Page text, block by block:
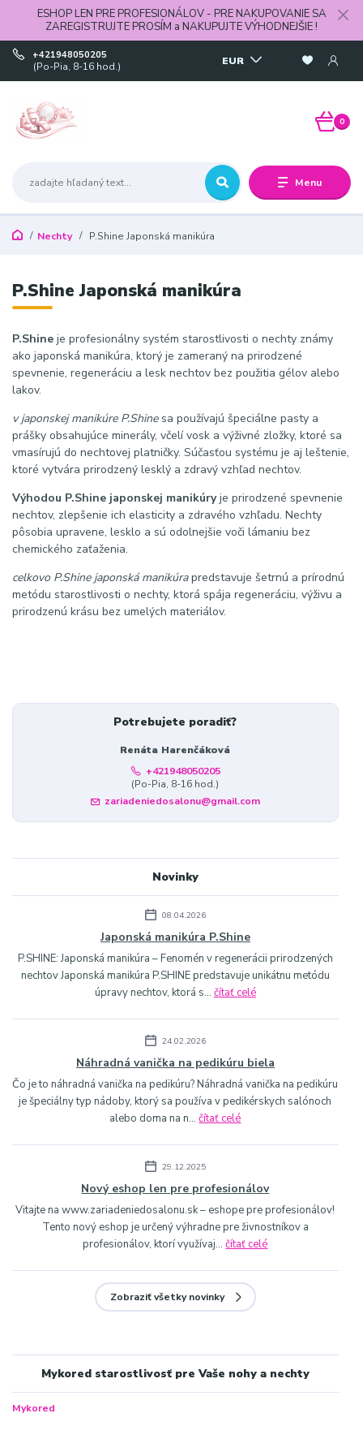
ESHOP LEN PRE PROFESIONÁLOV - PRE NAKUPOVANIE SA
ZAREGISTRUJTE PROSÍM a NAKUPUJTE VÝHODNEJŠIE !
Menu
EUR
+421948050205
(Po-Pia, 8-16 hod.)
0
Nechty P.Shine Japonská manikúra
P.Shine Japonská manikúra
P.Shine je profesionálny systém starostlivosti o nechty známy
ako japonská manikúra, ktorý je zameraný na prirodzené
spevnenie, regeneráciu a lesk nechtov bez použitia gélov alebo
lakov.
v japonskej manikúre P.Shinesa používajú špeciálne pasty a
prášky obsahujúce minerály, včelí vosk a výživné zložky, ktoré sa
vmasírujú do nechtovej platničky. Súčasťou systému je aj leštenie,
ktoré vytvára prirodzený lesklý a zdravý vzhľad nechtov.
Výhodou P.Shine japonskej manikúryje prirodzené spevnenie
nechtov, zlepšenie ich elasticity a zdravého vzhľadu. Nechty
pôsobia upravene, lesklo a sú odolnejšie voči lámaniu bez
chemického zaťaženia.
celkovo P.Shine japonská manikúrapredstavuje šetrnú a prírodnú
metódu starostlivosti o nechty, ktorá spája regeneráciu, výživu a
prirodzenú krásu bez umelých materiálov.
Potrebujete poradiť?
Renáta Harenčáková
+421948050205
(Po-Pia, 8-16 hod.)
zariadeniedosalonu@gmail.com
Novinky
08.04.2026
Japonská manikúra P.Shine
P.SHINE: Japonská manikúra – Fenomén v regenerácii prirodzených
nechtov Japonská manikúra P.SHINE predstavuje unikátnu metódu
úpravy nechtov, ktorá s... čítať celé
24.02.2026
Náhradná vanička na pedikúru biela
Čo je to náhradná vanička na pedikúru? Náhradná vanička na pedikúru
je špeciálny typ nádoby, ktorý sa používa v pedikérskych salónoch
alebo doma na n...čítať celé
29.12.2025
Nový eshop len pre profesionálov
Vitajte na www.zariadeniedosalonu.sk – eshope pre profesionálov!
Tento nový eshop je určený výhradne pre živnostníkov a
profesionálov, ktorí využívaj...čítať celé
Zobraziť všetky novinky
Mykored starostlivosť pre Vaše nohy a nechty
Mykored